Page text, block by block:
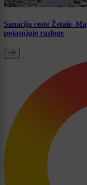
Sanacija ceste
pojasnjuje razloge